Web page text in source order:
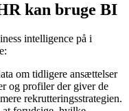
kan bruge BI
intelligence på i
om tidligere ansættelser
og profiler der giver de
rekrutteringsstrategien.